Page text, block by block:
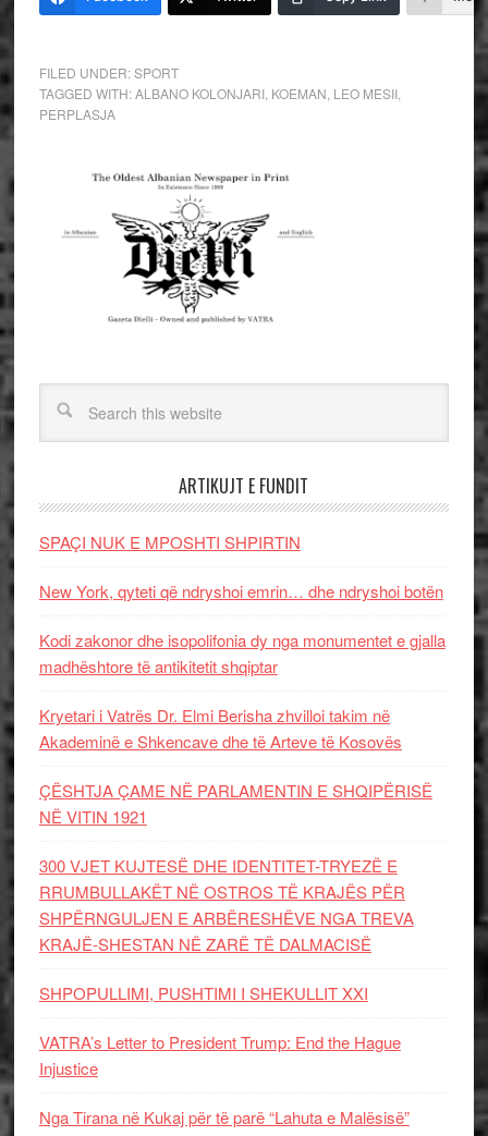
FILED UNDER:SPORT
TAGGED WITH:ALBANO KOLONJARI, KOEMAN LEO MESII,
PERPLASJA
ARTIKUJT E FUNDIT
SPAÇI NUK E MPOSHTI SHPIRTIN
New York, qyteti që ndryshoi emrin… dhe ndryshoi botën
Kodi zakonor dhe isopolifonia dy nga monumentet e gjalla
madhështore të antikitetit shqiptar
Kryetari i Vatrës Dr. Elmi Berisha zhvilloi takim në
Akademinë e Shkencave dhe të Arteve të Kosovës
ÇËSHTJA ÇAME NË PARLAMENTIN E SHQIPËRISË
NË VITIN 1921
300 VJET KUJTESË DHE IDENTITET-TRYEZË E
RRUMBULLAKËT NË OSTROS TË KRAJËS PËR
SHPËRNGULJEN E ARBËRESHËVE NGA TREVA
KRAJË-SHESTAN NË ZARË TË DALMACISË
SHPOPULLIMI, PUSHTIMI I SHEKULLIT XXI
VATRA’s Letter to President Trump: End the Hague
Injustice
Nga Tirana në Kukaj për të parë “Lahuta e Malësisë”